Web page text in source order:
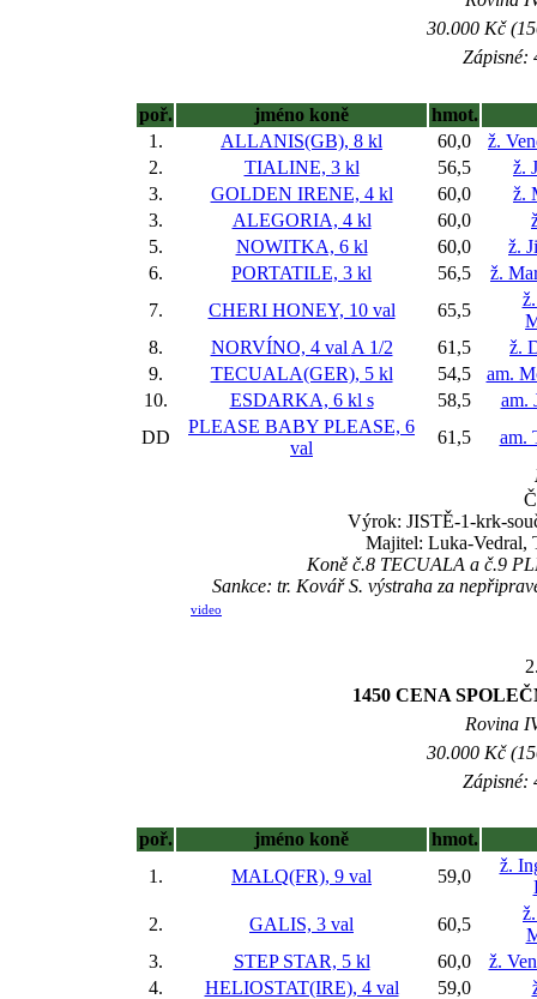
30.000 Kč
Zápisné:
poř. jméno koně
hmot.
1.
ALLANIS(GB), 8 kl 60,0
ž.
2.
TIALINE, 3 kl 56,5
ž.
3.
GOLDEN IRENE, 4 kl 60,0
ž.
3.
ALEGORIA, 4 kl 60,0
5.
NOWITKA, 6 kl 60,0
ž.
6.
PORTATILE, 3 kl 56,5
ž.
7.
CHERI HONEY, 10 val 65,5
8.
NORVÍNO, 4 val A 1/2 61,5
ž.
9.
TECUALA(GER), 5 kl 54,5
am.
10.
ESDARKA, 6 kl s 58,5
am.
DD
PLEASE BABY PLEASE, 6
val
61,5
am.
Výrok: JISTĚ-1-krk-
Majitel: Luka-Vedral,
Koně č.8 TECUALA a č.9
Sankce: tr. Kovář S. výstraha za
video
1450 CENA
Rovina
30.000 Kč
Zápisné:
poř. jméno koně
hmot.
1.
MALQ(FR), 9 val 59,0
ž.
2.
GALIS, 3 val 60,5
3.
STEP STAR, 5 kl 60,0
ž.
4.
HELIOSTAT(IRE), 4 val 59,0